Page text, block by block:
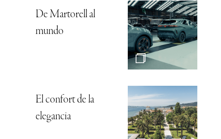
De Martorell al
mundo
El confort de la
elegancia